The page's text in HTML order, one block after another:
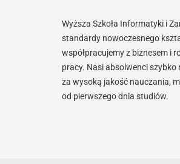
Wyższa Szkoła Informatyki i
standardy nowoczesnego
współpracujemy z biznesem i
pracy. Nasi absolwenci
za wysoką jakość nauczania,
od pierwszego dnia studiów.